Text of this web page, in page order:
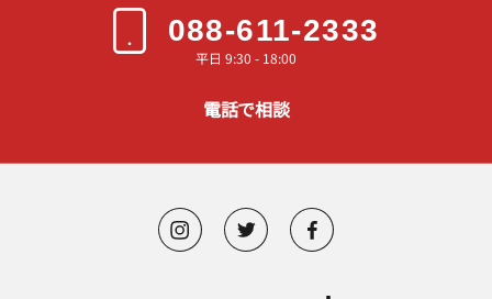
088-611-2333
平日 9:30 - 18:00
電話で相談